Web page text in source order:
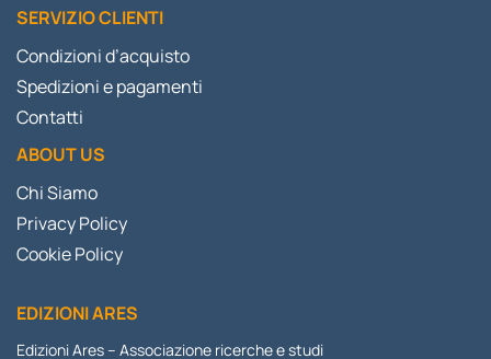
SERVIZIO CLIENTI
Condizioni d’acquisto
Spedizioni e pagamenti
Contatti
ABOUT US
Chi Siamo
Privacy Policy
Cookie Policy
EDIZIONI ARES
Edizioni Ares – Associazione ricerche e studi